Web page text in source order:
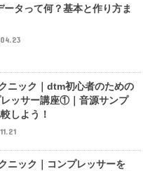
ータって何？基本と作り方ま
ニック｜dtm初心者のための
レッサー講座①｜音源サンプ
しよう！
ニック｜コンプレッサーを